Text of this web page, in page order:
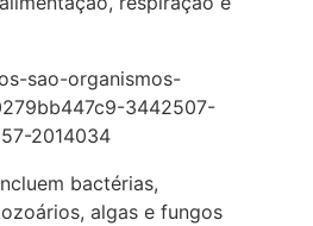
bactérias,
algas e fungos